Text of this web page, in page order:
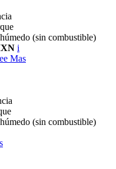
(sin combustible)
i
Mas
(sin combustible)